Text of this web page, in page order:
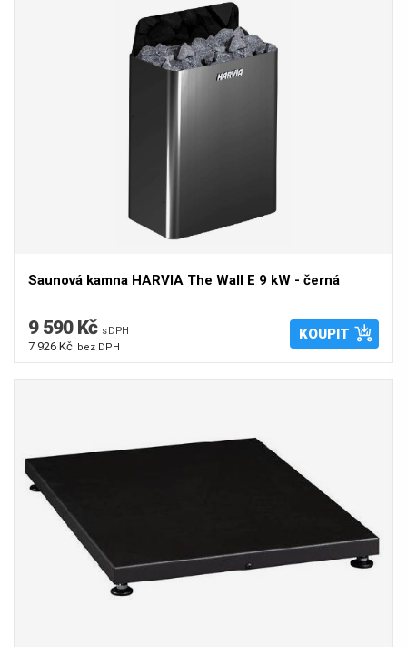
Saunová kamna HARVIA The Wall E 9 kW - černá
9 590 Kč s DPH
7 926 Kč bez DPH
KOUPIT